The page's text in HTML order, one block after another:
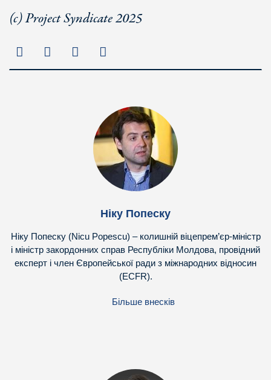
(с) Project Syndicate 2025
Ніку Попеску
Ніку Попеску (Nicu Popescu) – колишній віцепрем’єр-міністр
і міністр закордонних справ Республіки Молдова, провідний
експерт і член Європейської ради з міжнародних відносин
(ECFR).
Більше внесків